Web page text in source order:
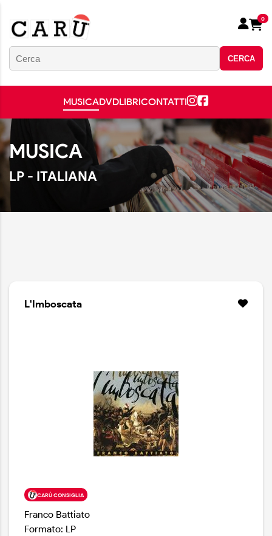
CERCA
0
MUSICADVDLIBRICONTATTI
MUSICA
LP - ITALIANA
L'Imboscata
CARÙ CONSIGLIA
Franco Battiato
Formato: LP